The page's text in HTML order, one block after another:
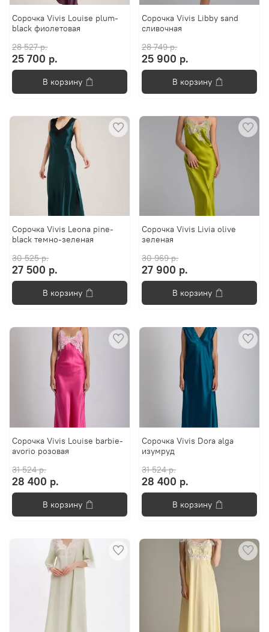
Сорочка Vivis Louise plum-
black фиолетовая
28 527 р.
25 700 р.
В корзину
Сорочка Vivis Libby sand
сливочная
28 749 р.
25 900 р.
В корзину
Сорочка Vivis Leona pine-
black темно-зеленая
30 525 р.
27 500 р.
В корзину
Сорочка Vivis Livia olive
зеленая
30 969 р.
27 900 р.
В корзину
Сорочка Vivis Louise barbie-
avorio розовая
31 524 р.
28 400 р.
В корзину
Сорочка Vivis Dorа alga
изумруд
31 524 р.
28 400 р.
В корзину